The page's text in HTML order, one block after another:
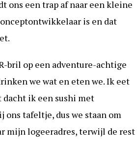
ons een trap af naar een kleine
is en dat
bril op een adventure-achtige
we wat en eten we. Ik eet
ik een sushi met
tafeltje, dus we staan om
mijn logeeradres, terwijl de rest